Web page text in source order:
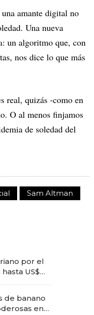
amante digital no
Una nueva
un algoritmo que, con
nos dice lo que más
real, quizás -como en
O al menos finjamos
de soledad del
Sam Altman
por el
US$
de banano
en